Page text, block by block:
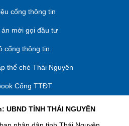
cổng thông tin
mời gọi đầu tư
cổng thông tin
thể chè Thái Nguyên
Cổng TTĐT
TỈNH THÁI NGUYÊN